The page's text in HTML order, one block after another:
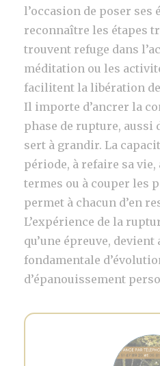
l’occasion de poser ses
reconnaître les étapes
trouvent refuge dans
méditation ou les
facilitent la libération
Il importe d’ancrer la
phase de rupture, aussi
sert à grandir. La
période, à refaire sa vie,
termes ou à couper les
permet à chacun d’en
L’expérience de la
qu’une épreuve,
fondamentale
d’épanouissement